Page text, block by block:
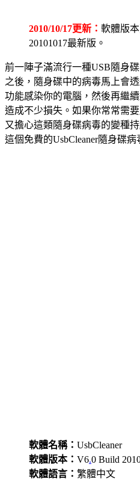
2010/10/17更新： 軟體版
20101017最新版。
前一陣子滿流行一種USB隨身
之後，隨身碟中的病毒馬上會
功能感染你的電腦，然後再繼
造成不少損失。如果你常常需
又擔心這類隨身碟病毒的變種
這個免費的UsbCleaner隨身碟病
軟體名稱： UsbCleaner
軟體版本： V6.0 Build
軟體語言： 繁體中文